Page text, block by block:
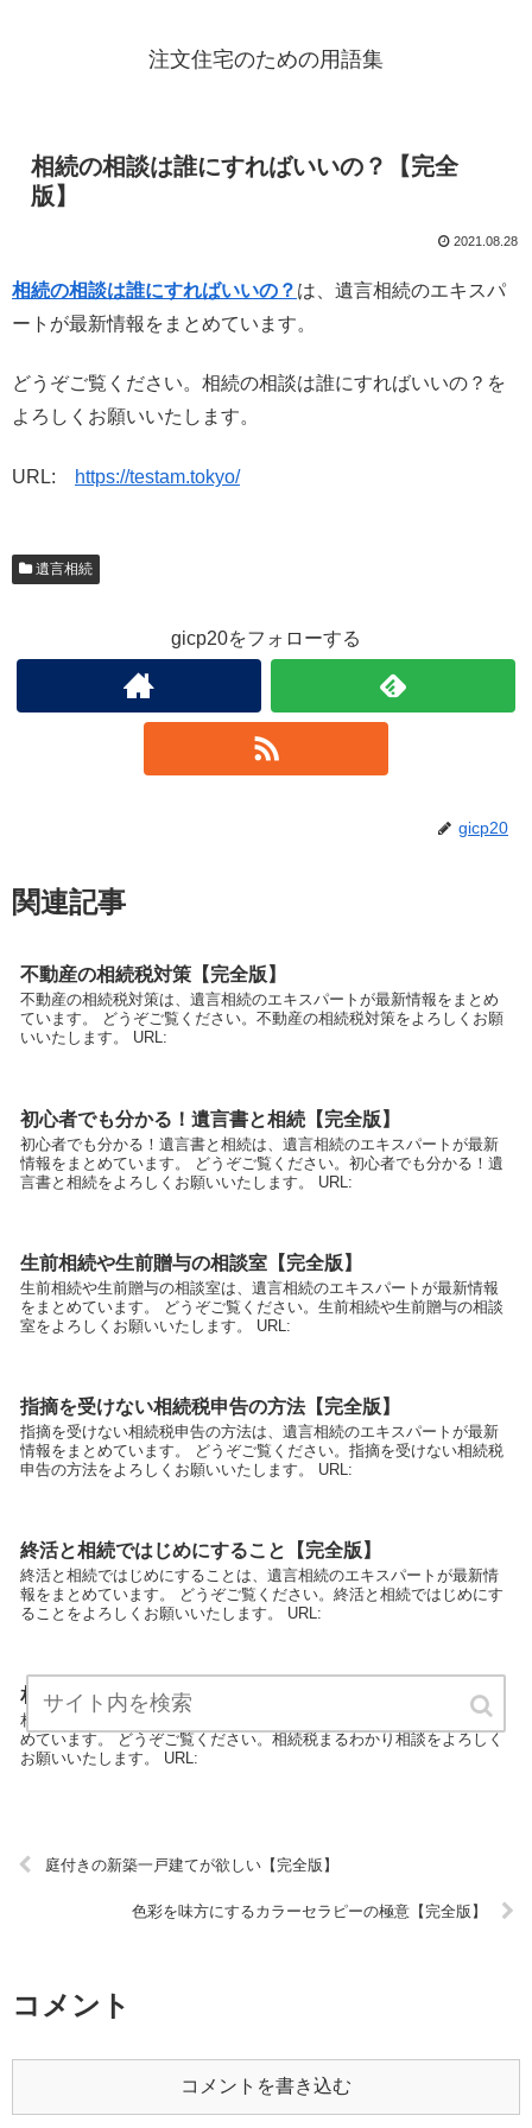
注文住宅のための用語集
相続の相談は誰にすればいいの？【完全
版】
2021.08.28
相続の相談は誰にすればいいの？ は、遺言相続のエキスパ
ートが最新情報をまとめています。
どうぞご覧ください。相続の相談は誰にすればいいの？を
よろしくお願いいたします。
URL: https://testam.tokyo/
遺言相続
gicp20をフォローする
gicp20
関連記事
不動産の相続税対策【完全版】
不動産の相続税対策は、遺言相続のエキスパートが最新情報をまとめ
ています。 どうぞご覧ください。不動産の相続税対策をよろしくお願
いいたします。 URL:
初心者でも分かる！遺言書と相続【完全版】
初心者でも分かる！遺言書と相続は、遺言相続のエキスパートが最新
情報をまとめています。 どうぞご覧ください。初心者でも分かる！遺
言書と相続をよろしくお願いいたします。 URL:
生前相続や生前贈与の相談室【完全版】
生前相続や生前贈与の相談室は、遺言相続のエキスパートが最新情報
をまとめています。 どうぞご覧ください。生前相続や生前贈与の相談
室をよろしくお願いいたします。 URL:
指摘を受けない相続税申告の方法【完全版】
指摘を受けない相続税申告の方法は、遺言相続のエキスパートが最新
情報をまとめています。 どうぞご覧ください。指摘を受けない相続税
申告の方法をよろしくお願いいたします。 URL:
終活と相続ではじめにすること【完全版】
終活と相続ではじめにすることは、遺言相続のエキスパートが最新情
報をまとめています。 どうぞご覧ください。終活と相続ではじめにす
ることをよろしくお願いいたします。 URL:
相続税まるわかり相談【完全版】
相続税まるわかり相談は、遺言相続のエキスパートが最新情報をまと
めています。 どうぞご覧ください。相続税まるわかり相談をよろしく
お願いいたします。 URL:
庭付きの新築一戸建てが欲しい【完全版】
色彩を味方にするカラーセラピーの極意【完全版】
コメント
コメントを書き込む